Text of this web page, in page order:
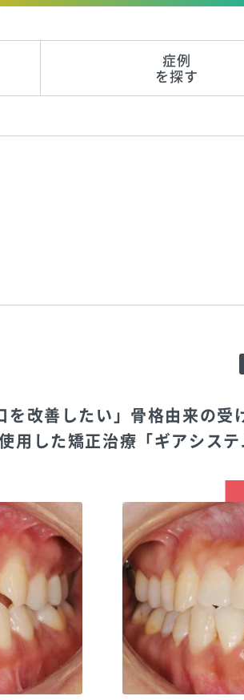
症例
を探す
改善したい」骨格由来の受
用した矯正治療「ギアシス
TEL:0862221182 白数デンタルオフィス